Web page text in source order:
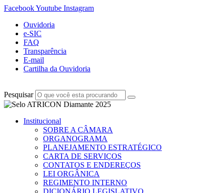
FacebookYoutube Instagram
Ouvidoria
e-SIC
FAQ
Transparência
E-mail
Cartilha da Ouvidoria
Pesquisar
Institucional
SOBRE A CÂMARA
ORGANOGRAMA
PLANEJAMENTO ESTRATÉGICO
CARTA DE SERVIÇOS
CONTATOS E ENDEREÇOS
LEI ORGÂNICA
REGIMENTO INTERNO
DICIONÁRIO LEGISLATIVO